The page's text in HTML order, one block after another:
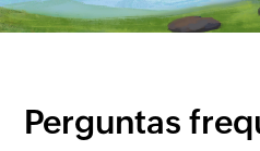
Perguntas